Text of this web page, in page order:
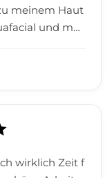
meinem Haut
und mei
erleichtert gef
und
wirklich Zeit f